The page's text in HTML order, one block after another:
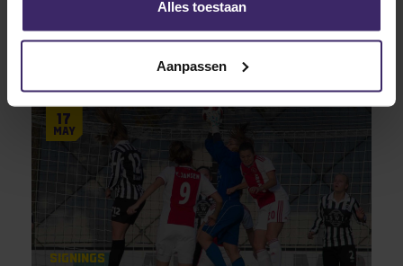
Alles toestaan
Aanpassen
Midweekly update: cleansheets,
overwinningen
17
May
Signings